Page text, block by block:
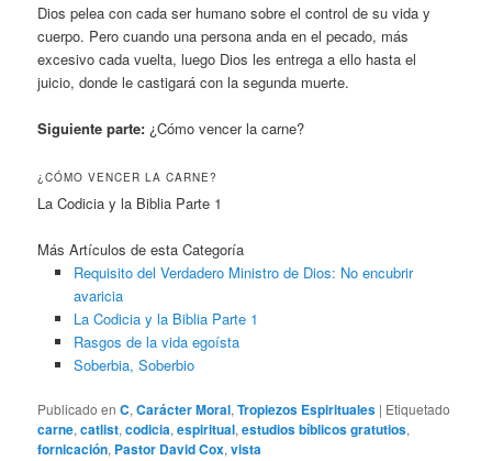
Dios pelea con cada ser humano sobre el control de su vida y
cuerpo. Pero cuando una persona anda en el pecado, más
excesivo cada vuelta, luego Dios les entrega a ello hasta el
juicio, donde le castigará con la segunda muerte.
Siguiente parte: ¿Cómo vencer la carne?
¿CÓMO VENCER LA CARNE?
La Codicia y la Biblia Parte 1
Más Artículos de esta Categoría
Requisito del Verdadero Ministro de Dios: No encubrir
avaricia
La Codicia y la Biblia Parte 1
Rasgos de la vida egoísta
Soberbia, Soberbio
Publicado en C,Carácter Moral,Tropiezos Espirituales | Etiquetado
carne,catlist,codicia,espiritual,estudios bíblicos gratutios,
fornicación, Pastor David Cox,vista